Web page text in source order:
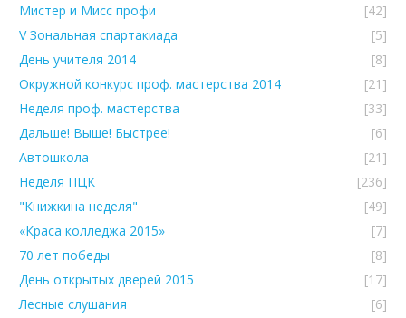
Мистер и Мисс профи
[42]
V Зональная спартакиада
[5]
День учителя 2014
[8]
Окружной конкурс проф. мастерства 2014
[21]
Неделя проф. мастерства
[33]
Дальше! Выше! Быстрее!
[6]
Автошкола
[21]
Неделя ПЦК
[236]
"Книжкина неделя"
[49]
«Краса колледжа 2015»
[7]
70 лет победы
[8]
День открытых дверей 2015
[17]
Лесные слушания
[6]